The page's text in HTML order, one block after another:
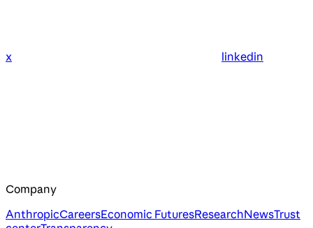
x linkedin
Company
AnthropicCareersEconomic FuturesResearchNewsTrust